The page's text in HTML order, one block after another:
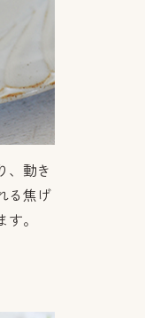
、動き
る焦げ
。